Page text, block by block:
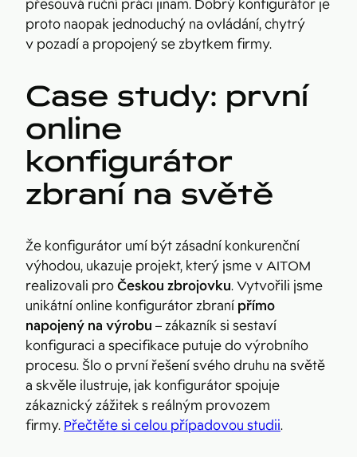
přesouvá ruční práci jinam. Dobrý konfigurátor je
proto naopak jednoduchý na ovládání, chytrý
v pozadí a propojený se zbytkem firmy.
Case study: první
online
konfigurátor
zbraní na světě
Že konfigurátor umí být zásadní konkurenční
výhodou, ukazuje projekt, který jsme v AITOM
realizovali proČeskou zbrojovku. Vytvořili jsme
unikátní online konfigurátor zbraní přímo
napojený na výrobu – zákazník si sestaví
konfiguraci a specifikace putuje do výrobního
procesu. Šlo o první řešení svého druhu na světě
a skvěle ilustruje, jak konfigurátor spojuje
zákaznický zážitek s reálným provozem
firmy. Přečtěte si celou případovou studii.